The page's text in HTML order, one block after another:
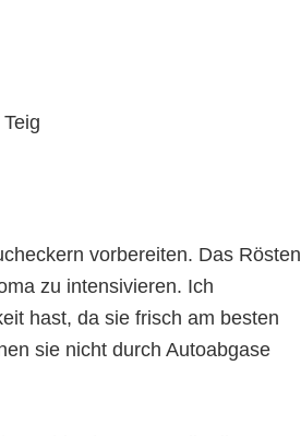
vorbereiten. Das Rösten
zu intensivieren. Ich
hast, da sie frisch am besten
sie nicht durch Autoabgase